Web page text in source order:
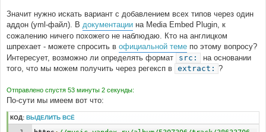
Значит нужно искать вариант с добавлением всех типов через один
аддон (yml-файл). В документации на Media Embed Plugin, к
сожалению ничего похожего не наблюдаю. Кто на англицком
шпрехает - можете спросить в официальной теме по этому вопросу?
Интересует, возможно ли определять формат
src:
на основании
того, что мы можем получить через регексп в extract: ?
Отправлено спустя 53 минуты 2 секунды:
По-сути мы имеем вот что:
КОД: ВЫДЕЛИТЬ ВСЁ